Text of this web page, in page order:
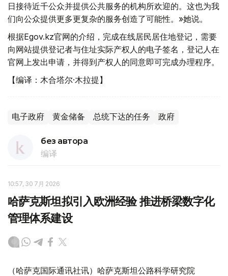
日接待近千公众并提供公共服务的机构所欢迎的。这也为我
们向公众提供更多更复杂的服务创造了可能性。»她说。
根据Egov.kz官网的介绍，完成在线居民居住地登记，需要
向网站提供登记者与住址实际产权人的电子签名，登记人在
官网上发出申请，并得到产权人的同意即可完成办理程序。
【编译：木合塔尔·木拉提】
电子政府 黄金储备 总统下达的任务 政府
без автора
编译
10:57, 30 7月 2026
哈萨克斯坦拟引入欧洲经验 推进桥梁数字化
管理体系建设
（哈萨克国际通讯社讯）哈萨克斯坦公路科学研究院